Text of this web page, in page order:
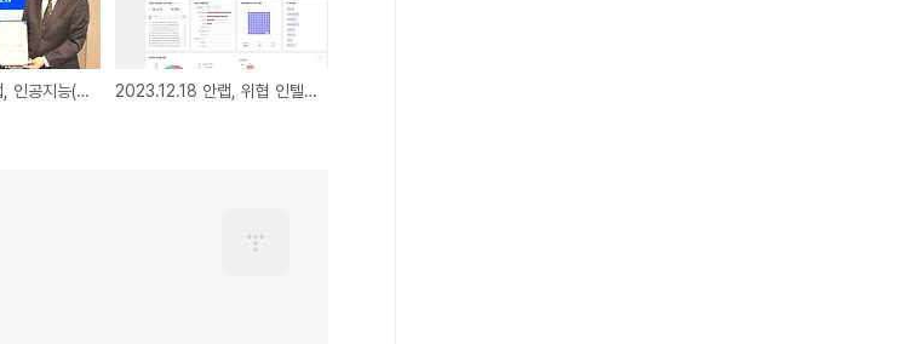
2023.12.15 안랩, 인공지능(AI) 자율주행 로봇 전문기업 ‘코가로보틱스’와 전략적 제휴 협약(MOU) 체결 2023.12.18 안랩, 위협 인텔리전스 플랫폼 ‘안랩 TIP’의 정보 활용도와 사용 편의성 대폭 업그레이드